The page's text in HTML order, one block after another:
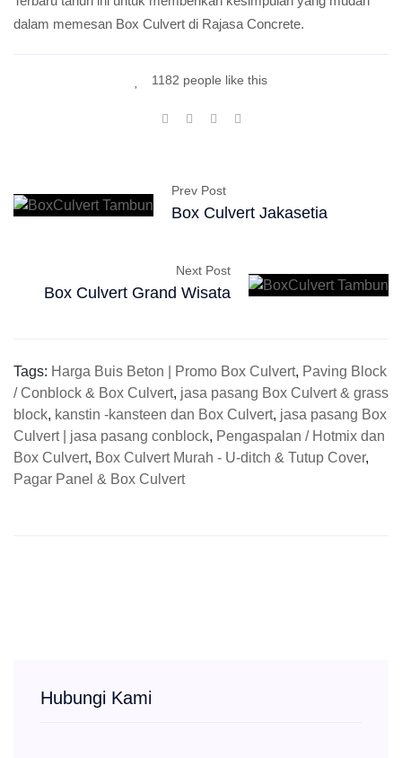
dalam memesan Box Culvert di Rajasa Concrete.
1182 people like this
Prev Post
Box Culvert Jakasetia
Next Post
Box Culvert Grand Wisata
Tags: Harga Buis Beton | Promo Box Culvert, Paving Block
/ Conblock & Box Culvert, jasa pasang Box Culvert & grass
block, kanstin -kansteen dan Box Culvert, jasa pasang Box
Culvert | jasa pasang conblock, Pengaspalan / Hotmix dan
Box Culvert, Box Culvert Murah - U-ditch & Tutup Cover,
Pagar Panel & Box Culvert
Hubungi Kami